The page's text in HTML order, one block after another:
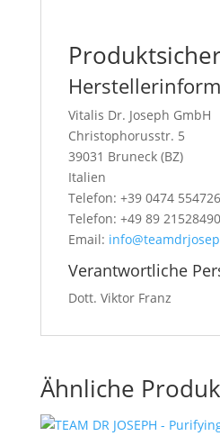
Vitalis Dr. Joseph GmbH
Christophorusstr. 5
39031 Bruneck (BZ)
Italien
Telefon: +39 0474 554726
Telefon: +49 89 21528490
Email:
Verantwortliche
Dott. Viktor Franz
Ähnliche